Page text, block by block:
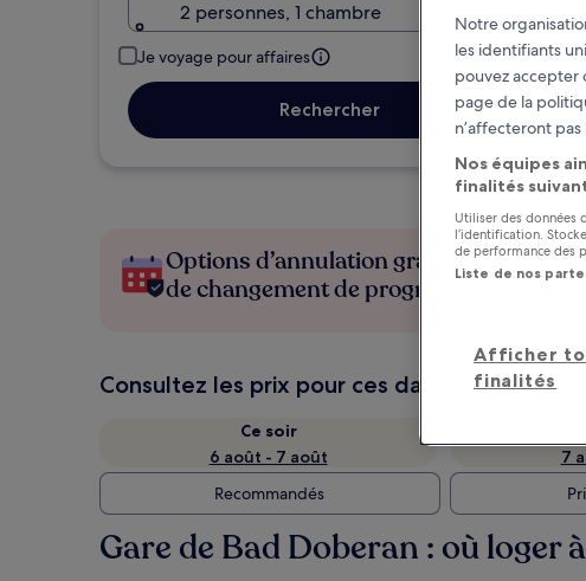
2 personnes, 1 chambre
Je voyage pour affaires
Rechercher
Options d’annulation gratuite en cas
de changement de programme
Consultez les prix pour ces dates
Ce soir
6 août - 7 août
7
Recommandés
Gare de Bad Doberan : où loger
Notre
les identifiants
pouvez accepter
page de la
n’affecteront
Nos équipes
finalités
Utiliser des données
l’identification.
de performance des
Liste de nos
Afficher
finalités